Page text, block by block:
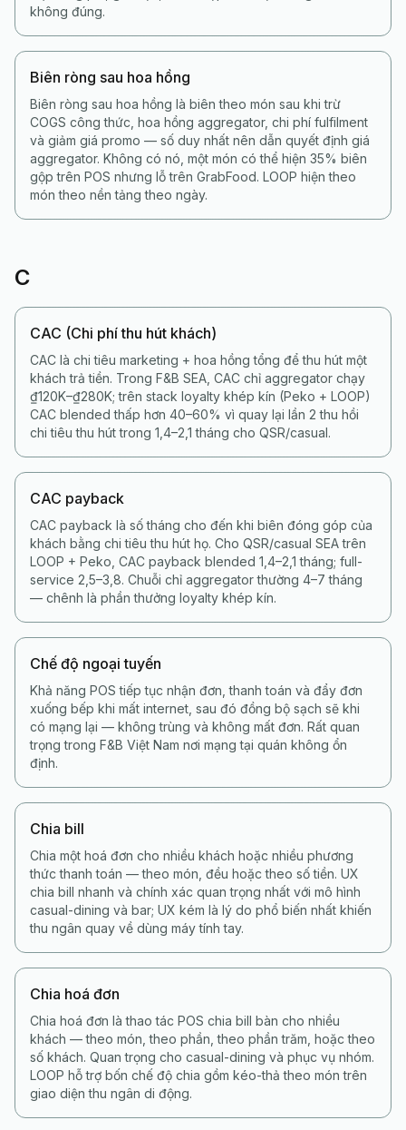
không đúng.
Biên ròng sau hoa hồng
Biên ròng sau hoa hồng là biên theo món sau khi trừ
COGS công thức, hoa hồng aggregator, chi phí fulfilment
và giảm giá promo — số duy nhất nên dẫn quyết định giá
aggregator. Không có nó, một món có thể hiện 35% biên
gộp trên POS nhưng lỗ trên GrabFood. LOOP hiện theo
món theo nền tảng theo ngày.
C
CAC (Chi phí thu hút khách)
CAC là chi tiêu marketing + hoa hồng tổng để thu hút một
khách trả tiền. Trong F&B SEA, CAC chỉ aggregator chạy
₫120K–₫280K; trên stack loyalty khép kín (Peko + LOOP)
CAC blended thấp hơn 40–60% vì quay lại lần 2 thu hồi
chi tiêu thu hút trong 1,4–2,1 tháng cho QSR/casual.
CAC payback
CAC payback là số tháng cho đến khi biên đóng góp của
khách bằng chi tiêu thu hút họ. Cho QSR/casual SEA trên
LOOP + Peko, CAC payback blended 1,4–2,1 tháng; full-
service 2,5–3,8. Chuỗi chỉ aggregator thường 4–7 tháng
— chênh là phần thưởng loyalty khép kín.
Chế độ ngoại tuyến
Khả năng POS tiếp tục nhận đơn, thanh toán và đẩy đơn
xuống bếp khi mất internet, sau đó đồng bộ sạch sẽ khi
có mạng lại — không trùng và không mất đơn. Rất quan
trọng trong F&B Việt Nam nơi mạng tại quán không ổn
định.
Chia bill
Chia một hoá đơn cho nhiều khách hoặc nhiều phương
thức thanh toán — theo món, đều hoặc theo số tiền. UX
chia bill nhanh và chính xác quan trọng nhất với mô hình
casual-dining và bar; UX kém là lý do phổ biến nhất khiến
thu ngân quay về dùng máy tính tay.
Chia hoá đơn
Chia hoá đơn là thao tác POS chia bill bàn cho nhiều
khách — theo món, theo phần, theo phần trăm, hoặc theo
số khách. Quan trọng cho casual-dining và phục vụ nhóm.
LOOP hỗ trợ bốn chế độ chia gồm kéo-thả theo món trên
giao diện thu ngân di động.